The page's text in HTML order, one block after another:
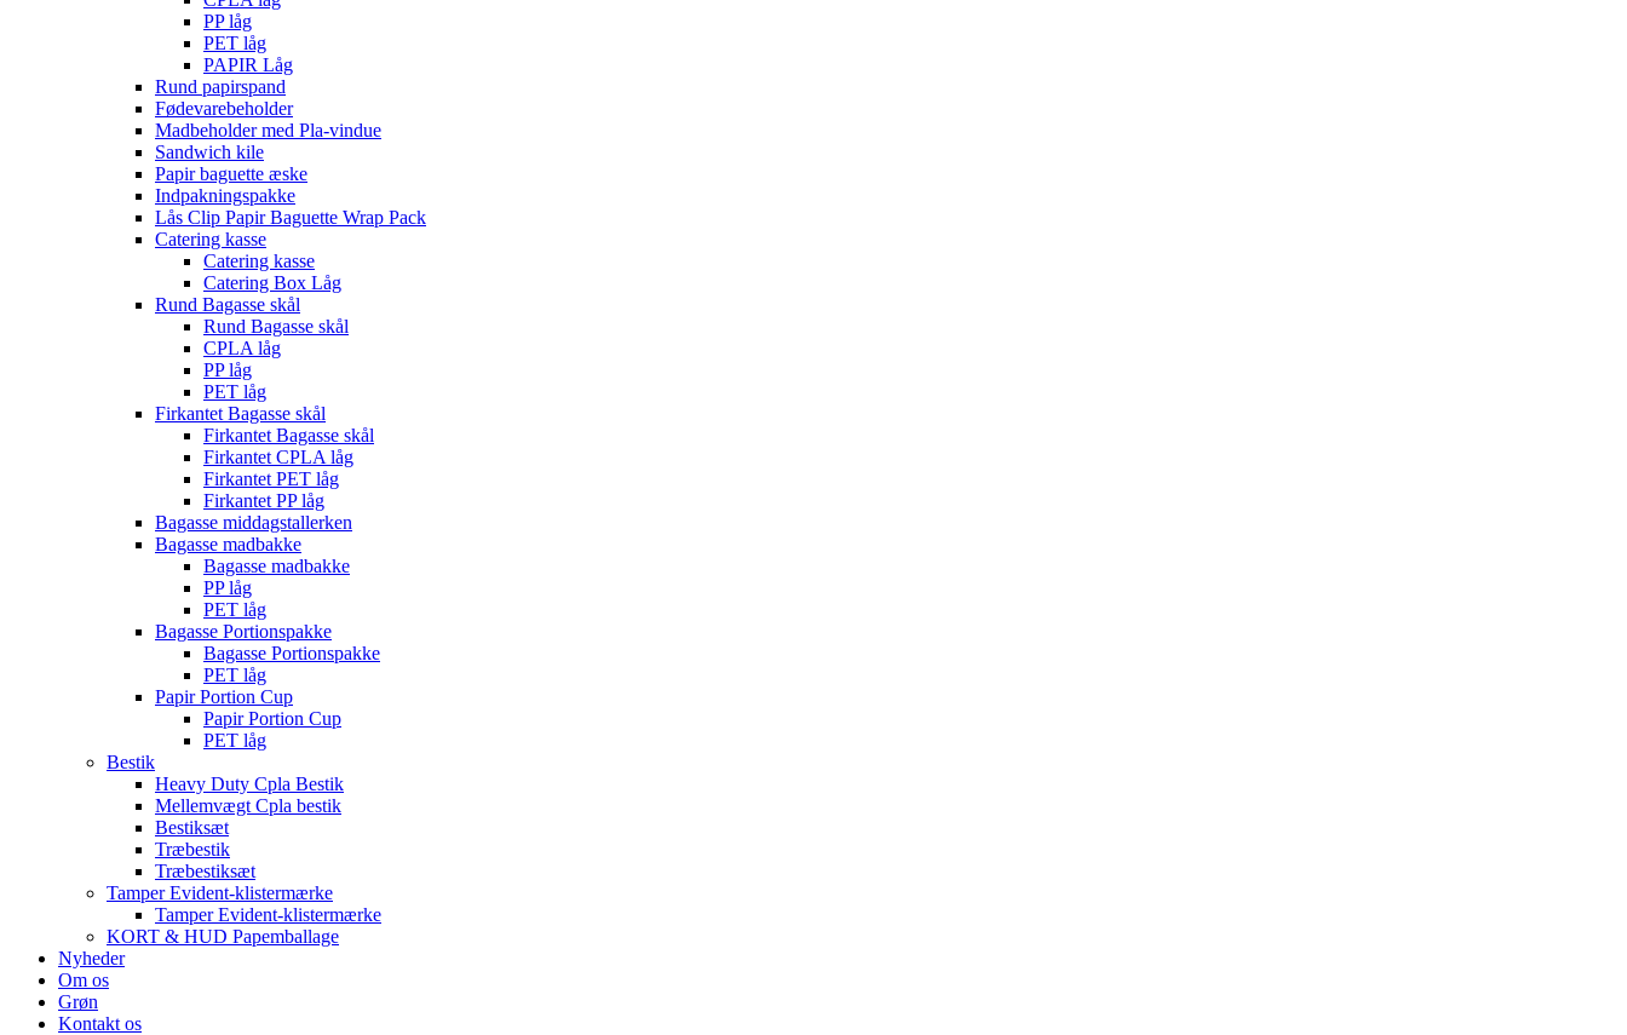
PP låg
PET låg
PAPIR Låg
Rund papirspand
Fødevarebeholder
Madbeholder med Pla-vindue
Sandwich kile
Papir baguette æske
Indpakningspakke
Lås Clip Papir Baguette Wrap Pack
Catering kasse
Catering kasse
Catering Box Låg
Rund Bagasse skål
Rund Bagasse skål
CPLA låg
PP låg
PET låg
Firkantet Bagasse skål
Firkantet Bagasse skål
Firkantet CPLA låg
Firkantet PET låg
Firkantet PP låg
Bagasse middagstallerken
Bagasse madbakke
Bagasse madbakke
PP låg
PET låg
Bagasse Portionspakke
Bagasse Portionspakke
PET låg
Papir Portion Cup
Papir Portion Cup
PET låg
Bestik
Heavy Duty Cpla Bestik
Mellemvægt Cpla bestik
Bestiksæt
Træbestik
Træbestiksæt
Tamper Evident-klistermærke
Tamper Evident-klistermærke
KORT & HUD Papemballage
Nyheder
Om os
Grøn
Kontakt os